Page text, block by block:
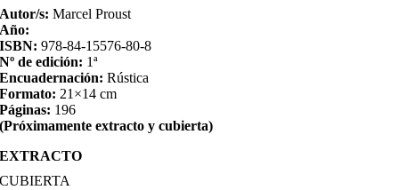
Autor/s:Marcel Proust
Año:
ISBN:978-84-15576-80-8
Nº de edición: 1ª
Encuadernación:Rústica
Formato: 21×14 cm
Páginas: 196
(Próximamente extracto y cubierta)
EXTRACTO
CUBIERTA